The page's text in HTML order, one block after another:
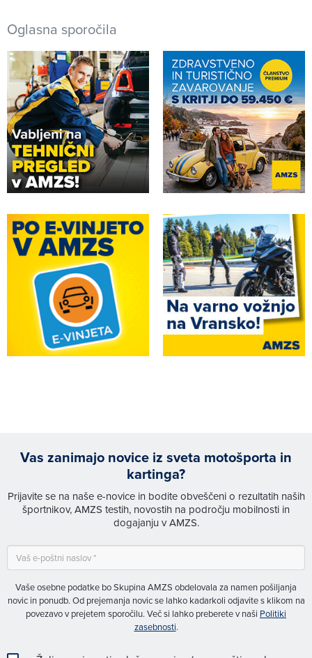
Oglasna sporočila
Vas zanimajo novice iz sveta motošporta in
kartinga?
Prijavite se na naše e-novice in bodite obveščeni o rezultatih naših
športnikov, AMZS testih, novostih na področju mobilnosti in
dogajanju v AMZS.
Vaše osebne podatke bo Skupina AMZS obdelovala za namen pošiljanja
novic in ponudb. Od prejemanja novic se lahko kadarkoli odjavite s klikom na
povezavo v prejetem sporočilu. Več si lahko preberete v naši Politiki
zasebnosti.